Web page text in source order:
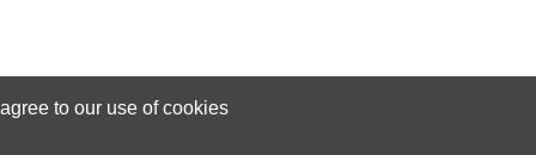
to our use of cookies